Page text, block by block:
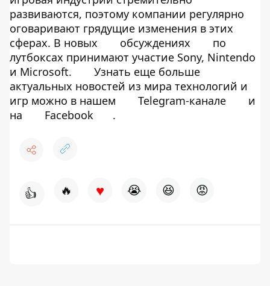
развиваются, поэтому компании регулярно
оговаривают грядущие изменения в этих
сферах. В новых
обсуждениях
по
лутбоксах принимают участие Sony, Nintendo
и Microsoft.
Узнать еще больше
актуальных новостей из мира технологий и
игр можно в нашем
Telegram-канале
и
на
Facebook .
👍 🔥 ♥ 😭 😆 😡